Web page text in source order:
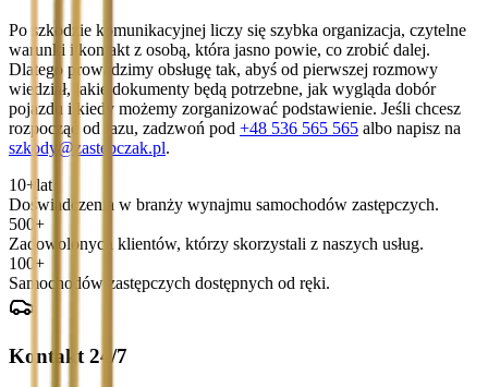
Po szkodzie komunikacyjnej liczy się szybka organizacja, czytelne
warunki i kontakt z osobą, która jasno powie, co zrobić dalej.
Dlatego prowadzimy obsługę tak, abyś od pierwszej rozmowy
wiedział, jakie dokumenty będą potrzebne, jak wygląda dobór
pojazdu i kiedy możemy zorganizować podstawienie. Jeśli chcesz
rozpocząć od razu, zadzwoń pod +48 536 565 565 albo napisz na
szkody@zastepczak.pl.
10+ lat
Doświadczenia w branży wynajmu samochodów zastępczych.
500+
Zadowolonych klientów, którzy skorzystali z naszych usług.
100+
Samochodów zastępczych dostępnych od ręki.
Kontakt 24/7